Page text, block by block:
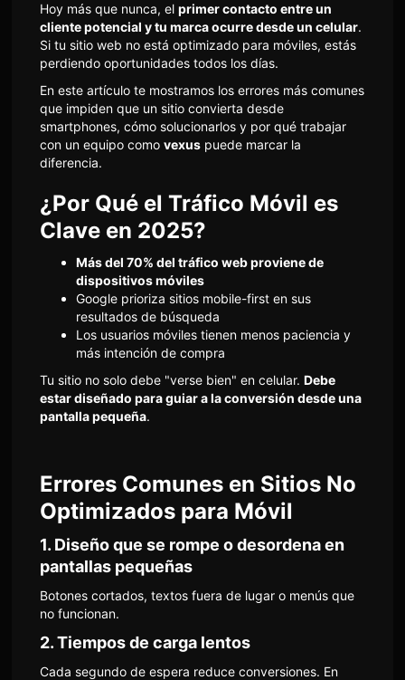
Hoy más que nunca, el primer contacto entre un
cliente potencial y tu marca ocurre desde un celular.
Si tu sitio web no está optimizado para móviles, estás
perdiendo oportunidades todos los días.
En este artículo te mostramos los errores más comunes
que impiden que un sitio convierta desde
smartphones, cómo solucionarlos y por qué trabajar
con un equipo como vexuspuede marcar la
diferencia.
¿Por Qué el Tráfico Móvil es
Clave en 2025?
Más del 70% del tráfico web proviene de
dispositivos móviles
Google prioriza sitios mobile-first en sus
resultados de búsqueda
Los usuarios móviles tienen menos paciencia y
más intención de compra
Tu sitio no solo debe "verse bien" en celular. Debe
estar diseñado para guiar a la conversión desde una
pantalla pequeña.
Errores Comunes en Sitios No
Optimizados para Móvil
1. Diseño que se rompe o desordena en
pantallas pequeñas
Botones cortados, textos fuera de lugar o menús que
no funcionan.
2. Tiempos de carga lentos
Cada segundo de espera reduce conversiones. En